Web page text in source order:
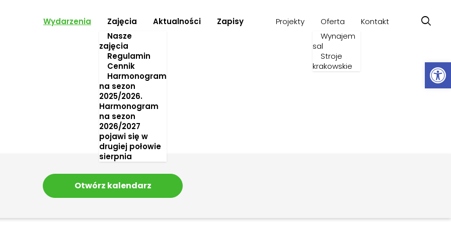
Wydarzenia
Zajęcia
Nasze
zajęcia
Regulamin
Cennik
Harmonogram
na sezon
2025/2026.
Harmonogram
na sezon
2026/2027
pojawi się w
drugiej połowie
sierpnia
Aktualności Zapisy Projekty
Oferta
Wynajem
sal
Stroje
krakowskie
Kontakt
Otwórz kalendarz